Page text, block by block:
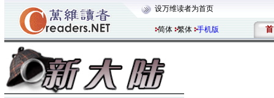
设万维读者为首页
简体 繁体 手机版 首